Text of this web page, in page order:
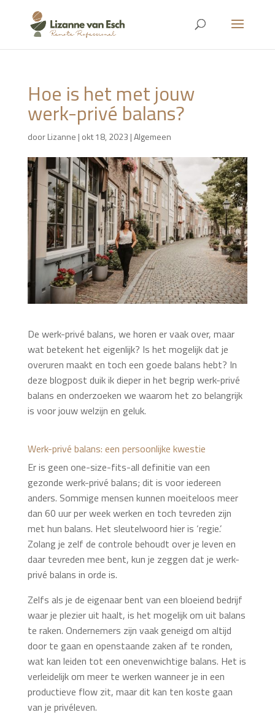
Hoe is het met jouw
werk-privé balans?
doorLizanne | okt 18, 2023 |Algemeen
De werk-privé balans, we horen er vaak over, maar
wat betekent het eigenlijk? Is het mogelijk dat je
overuren maakt en toch een goede balans hebt? In
deze blogpost duik ik dieper in het begrip werk-privé
balans en onderzoeken we waarom het zo belangrijk
is voor jouw welzijn en geluk.
Werk-privé balans: een persoonlijke kwestie
Er is geen one-size-fits-all definitie van een
gezonde werk-privé balans; dit is voor iedereen
anders. Sommige mensen kunnen moeiteloos meer
dan 60 uur per week werken en toch tevreden zijn
met hun balans. Het sleutelwoord hier is ‘regie.’
Zolang je zelf de controle behoudt over je leven en
daar tevreden mee bent, kun je zeggen dat je werk-
privé balans in orde is.
Zelfs als je de eigenaar bent van een bloeiend bedrijf
waar je plezier uit haalt, is het mogelijk om uit balans
te raken. Ondernemers zijn vaak geneigd om altijd
door te gaan en openstaande zaken af te ronden,
wat kan leiden tot een onevenwichtige balans. Het is
verleidelijk om meer te werken wanneer je in een
productieve flow zit, maar dit kan ten koste gaan
van je privéleven.